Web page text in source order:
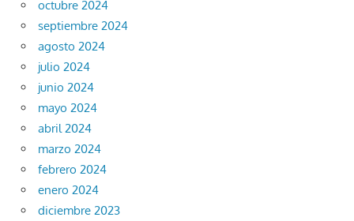
octubre 2024
septiembre 2024
agosto 2024
julio 2024
junio 2024
mayo 2024
abril 2024
marzo 2024
febrero 2024
enero 2024
diciembre 2023